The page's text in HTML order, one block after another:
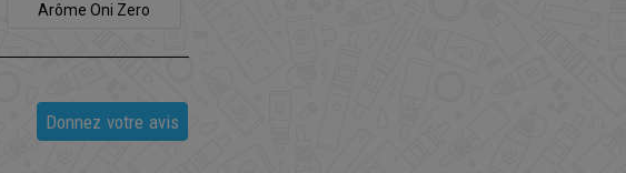
Arôme Oni Zero
Donnez votre avis